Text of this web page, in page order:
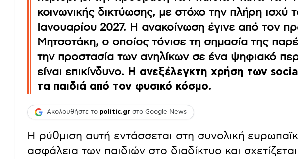
κοινωνικής δικτύωσης, με στόχο την πλήρη ισχύ
Ιανουαρίου 2027. Η ανακοίνωση έγινε από τον
Μητσοτάκη, ο οποίος τόνισε τη σημασία της
την προστασία των ανηλίκων σε ένα ψηφιακό
είναι επικίνδυνο. Η ανεξέλεγκτη χρήση των
τα παιδιά από τον φυσικό κόσμο.
Ακολουθήστε το politic.gr στο Google News
Η ρύθμιση αυτή εντάσσεται στη συνολική
ασφάλεια των παιδιών στο διαδίκτυο και